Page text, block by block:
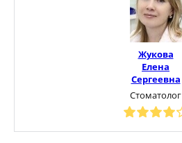
Жукова
Елена
Сергеевна
Стоматолог